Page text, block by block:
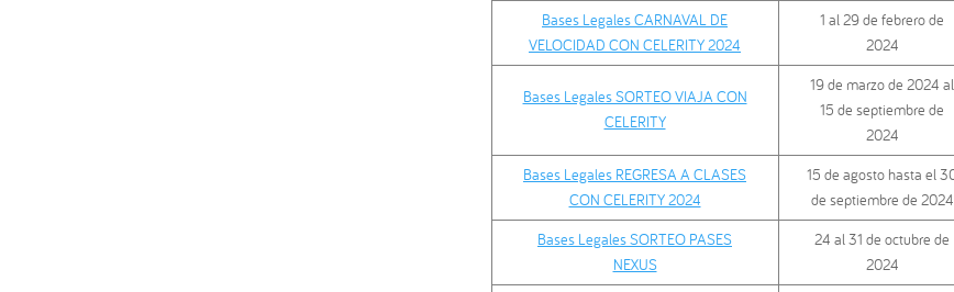
Bases Legales CARNAVAL DE
VELOCIDAD CON CELERITY 2024
1 al 29 de febrero de
2024
Bases Legales SORTEO VIAJA CON
CELERITY
19 de marzo de 2024 al
15 de septiembre de
2024
Bases Legales REGRESA A CLASES
CON CELERITY 2024
15 de agosto hasta el
de septiembre de 2024
Bases Legales SORTEO PASES
NEXUS
24 al 31 de octubre de
2024